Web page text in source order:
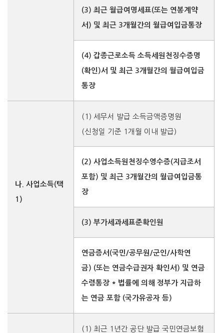
(3) 최근 월급여명세표(또는 연봉계약
서) 및 최근 3개월간의 월급여입금통장
(4) 갑종근로소득 소득세원천징수증명
(확인)서 및 최근 3개월간의 월급여입금
통장
나. 사업소득(택
1)
(1) 세무서 발급 소득금액증명원
(신청일 기준 1개월 이내 발급)
(2) 사업소득원천징수영수증(지급조서
포함) 및 최근 3개월간의 월급여입금통
장
(3) 부가세과세표준확인원
연금증서(국민/공무원/군인/사학연
금) (또는 연금수급권자 확인서) 및 연금
수령통장 * 법률에 의해 정부가 지급하
는 연금 포함 (국가유공자 등)
(1) 최근 1년간 공단 발급 국민연금보험